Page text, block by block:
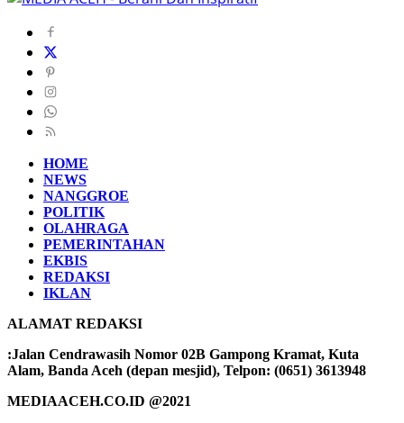
HOME
NEWS
NANGGROE
POLITIK
OLAHRAGA
PEMERINTAHAN
EKBIS
REDAKSI
IKLAN
ALAMAT REDAKSI
:Jalan Cendrawasih Nomor 02B Gampong Kramat, Kuta
Alam, Banda Aceh (depan mesjid), Telpon: (0651) 3613948
MEDIAACEH.CO.ID @2021